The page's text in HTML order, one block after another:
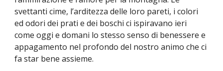
svettanti cime, l’arditezza delle loro pareti, i colori
ed odori dei prati e dei boschi ci ispiravano ieri
come oggi e domani lo stesso senso di benessere e
appagamento nel profondo del nostro animo che ci
fa star bene assieme.